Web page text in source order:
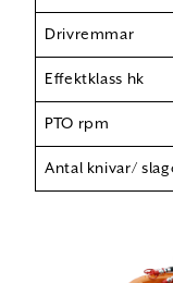
Drivremmar
Effektklass hk
PTO rpm
Antal knivar/